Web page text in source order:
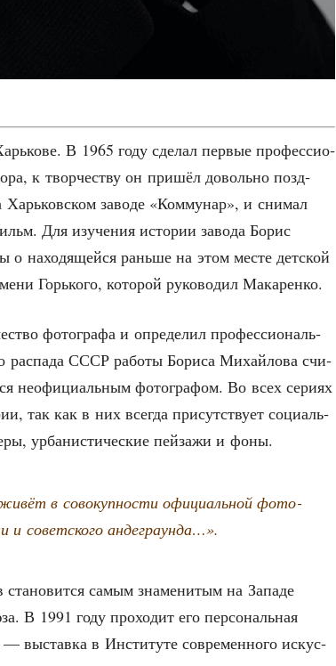
В 1965 году сде­лал пер­вые про­фес­си­о­
к твор­че­ству он при­шёл доволь­но позд­
заво­де «Ком­му­нар», и сни­мал
Для изу­че­ния исто­рии заво­да Борис
нахо­дя­щей­ся рань­ше на этом месте дет­ской
Горь­ко­го, кото­рой руко­во­дил Макаренко.
фото­гра­фа и опре­де­лил про­фес­си­о­наль­
рас­па­да СССР рабо­ты Бори­са Михай­ло­ва счи­
неофи­ци­аль­ным фото­гра­фом. Во всех сери­ях
так как в них все­гда при­сут­ству­ет соци­аль­
урба­ни­сти­че­ские пей­за­жи и фоны.
в сово­куп­но­сти офи­ци­аль­ной фото­
и совет­ско­го андеграунда…».
самым зна­ме­ни­тым на Запа­де
В 1991 году про­хо­дит его пер­со­наль­ная
выстав­ка в Инсти­ту­те совре­мен­но­го искус­